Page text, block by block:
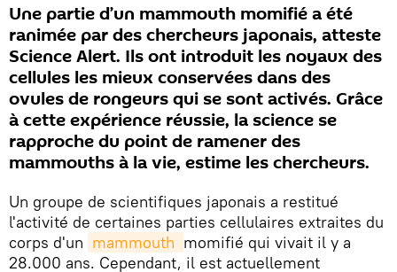
Une partie d’un mammouth momifié a été
ranimée par des chercheurs japonais, atteste
Science Alert. Ils ont introduit les noyaux des
cellules les mieux conservées dans des
ovules de rongeurs qui se sont activés. Grâce
à cette expérience réussie, la science se
rapproche du point de ramener des
mammouths à la vie, estime les chercheurs.
Un groupe de scientifiques japonais a restitué
l'activité de certaines parties cellulaires extraites du
corps d'un mammouth momifié qui vivait il y a
28.000 ans. Cependant, il est actuellement